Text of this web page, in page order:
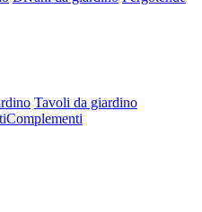
Tavoli da giardino
Complementi